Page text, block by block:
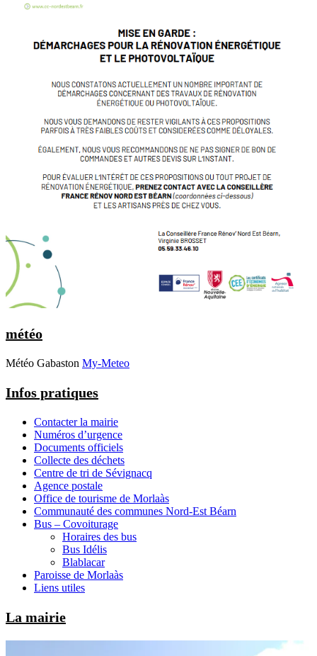
météo
Météo Gabaston My-Meteo
Infos pratiques
Contacter la mairie
Numéros d’urgence
Documents officiels
Collecte des déchets
Centre de tri de Sévignacq
Agence postale
Office de tourisme de Morlaàs
Communauté des communes Nord-Est Béarn
Bus – Covoiturage
Horaires des bus
Bus Idélis
Blablacar
Paroisse de Morlaàs
Liens utiles
La mairie